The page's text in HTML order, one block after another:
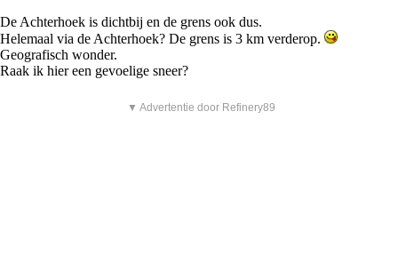
De Achterhoek is dichtbij en de grens ook dus.
Helemaal via de Achterhoek? De grens is 3 km verderop.
Geografisch wonder.
Raak ik hier een gevoelige sneer?
▼ Advertentie door Refinery89